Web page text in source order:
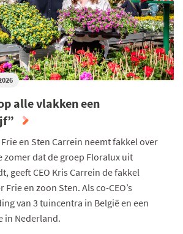
alle vlakken een
en Sten Carrein neemt fakkel over
zomer dat de groep Floralux uit
geeft CEO Kris Carrein de fakkel
en zoon Sten. Als co-CEO’s
van 3 tuincentra in België en een
in Nederland.